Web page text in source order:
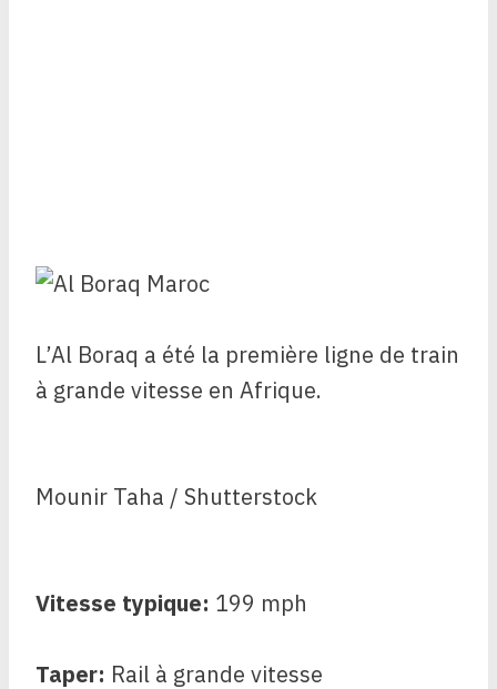
L’Al Boraq a été la première ligne de train
à grande vitesse en Afrique.
Mounir Taha / Shutterstock
Vitesse typique: 199 mph
Taper: Rail à grande vitesse